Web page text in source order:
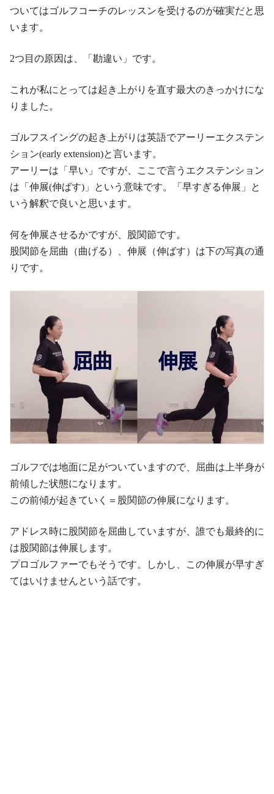
ついてはゴルフコーチのレッスンを受けるのが確実だと思
います。
2つ目の原因は、「勘違い」です。
これが私にとっては起き上がりを直す最大のきっかけにな
りました。
ゴルフスイングの起き上がりは英語でアーリーエクステン
ション(early extension)と言います。
アーリーは「早い」ですが、ここで言うエクステンション
は「伸展(伸ばす)」という意味です。「早すぎる伸展」と
いう解釈で良いと思います。
何を伸展させるかですが、股関節です。
股関節を屈曲（曲げる）、伸展（伸ばす）は下の写真の通
りです。
ゴルフでは地面に足がついていますので、屈曲は上半身が
前傾した状態になります。
この前傾が起きていく＝股関節の伸展になります。
アドレス時に股関節を屈曲していますが、誰でも最終的に
は股関節は伸展します。
プロゴルファーでもそうです。しかし、この伸展が早すぎ
てはいけませんという話です。